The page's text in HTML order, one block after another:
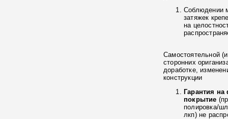
Соблюдении
затяжек
на
Самостоятельной
сторонних
доработке,
конструкции
Гарантия
покрытие
полировка/
лкп) не